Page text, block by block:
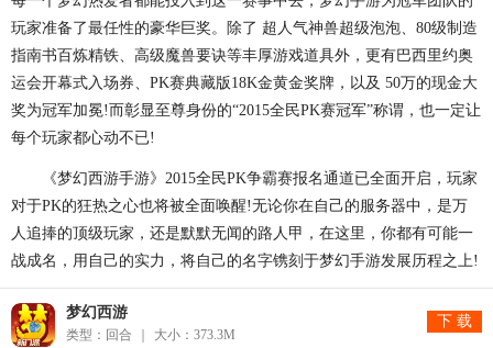
玩家准备了最任性的豪华巨奖。除了 超人气神兽超级泡泡、80级制造
指南书百炼精铁、高级魔兽要诀等丰厚游戏道具外，更有巴西里约奥
运会开幕式入场券、PK赛典藏版18K金黄金奖牌，以及 50万的现金大
奖为冠军加冕!而彰显至尊身份的“2015全民PK赛冠军”称谓，也一定让
每个玩家都心动不已!
《梦幻西游手游》2015全民PK争霸赛报名通道已全面开启，玩家
对于PK的狂热之心也将被全面唤醒!无论你在自己的服务器中，是万
人追捧的顶级玩家，还是默默无闻的路人甲，在这里，你都有可能一
战成名，用自己的实力，将自己的名字镌刻于梦幻手游发展历程之上!
下 载
梦幻西游
类型：回合 大小：373.3M